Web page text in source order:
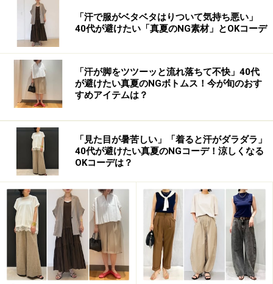
…。お洒落を知り尽くした女性ほど、足元には、ひと一
倍気を使っているようです。
「セレブなんて、一度はいた靴は捨てるンじゃないの？
同じものは二度とはかないんでしょう！？私たちとは違
うのよ！」…なんて思いがちですが、実はそんなことは
ありません。セレブたちだって、私たちと同じように、
「お気に入り靴」とか「普段靴」とかいうものがあっ
「汗で服がベタベタはりついて気持ち悪い」
40代が避けたい「真夏のNG素材」とOKコーデ
「汗が脚をツツーッと流れ落ちて不快」40代
が避けたい真夏のNGボトムス！今が旬のおす
すめアイテムは？
「見た目が暑苦しい」「着ると汗がダラダラ」
40代が避けたい真夏のNGコーデ！涼しくなる
OKコーデは？